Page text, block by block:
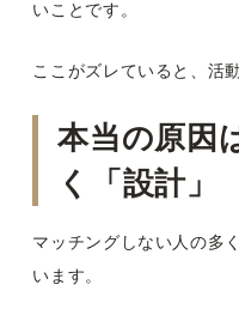
いことです。
ここがズレていると、活
本当の原因
く「設計」
マッチングしない人の多
います。